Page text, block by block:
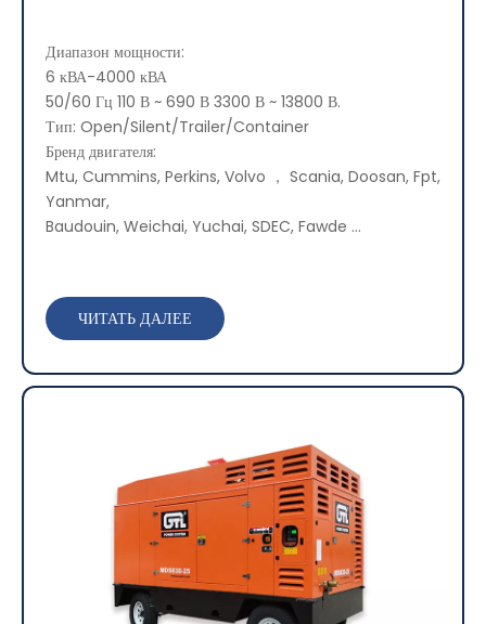
Диапазон мощности:
6 кВА-4000 кВА
50/60 Гц 110 В ~ 690 В 3300 В ~ 13800 В.
Тип: Open/Silent/Trailer/Container
Бренд двигателя:
Mtu, Cummins, Perkins, Volvo ， Scania, Doosan, Fpt,
Yanmar,
Baudouin, Weichai, Yuchai, SDEC, Fawde ...
ЧИТАТЬ ДАЛЕЕ